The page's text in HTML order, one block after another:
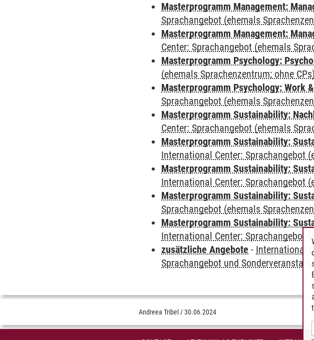
Masterprogramm Management:
Sprachangebot (ehemals
Masterprogramm Management:
Center: Sprachangebot (ehemals
Masterprogramm Psychology:
(ehemals Sprachenzentrum; ohne CPs)
Masterprogramm Psychology: Work
Sprachangebot (ehemals
Masterprogramm Sustainability:
Center: Sprachangebot (ehemals
Masterprogramm Sustainability:
International Center: Sprachangebot
Masterprogramm Sustainability:
International Center: Sprachangebot
Masterprogramm Sustainability:
Sprachangebot (ehemals
Masterprogramm Sustainability:
International Center: Sprachangebot
zusätzliche Angebote - International
Sprachangebot und
Andreea Tribel /30.06.2024